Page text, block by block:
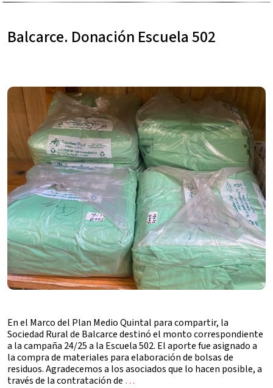
Balcarce. Donación Escuela 502
En el Marco del Plan Medio Quintal para compartir, la
Sociedad Rural de Balcarce destinó el monto correspondiente
a la campaña 24/25 a la Escuela 502. El aporte fue asignado a
la compra de materiales para elaboración de bolsas de
residuos. Agradecemos a los asociados que lo hacen posible, a
través de la contratación de …